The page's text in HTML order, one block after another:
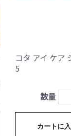
コタ アイ ケア
5
数量
カートに